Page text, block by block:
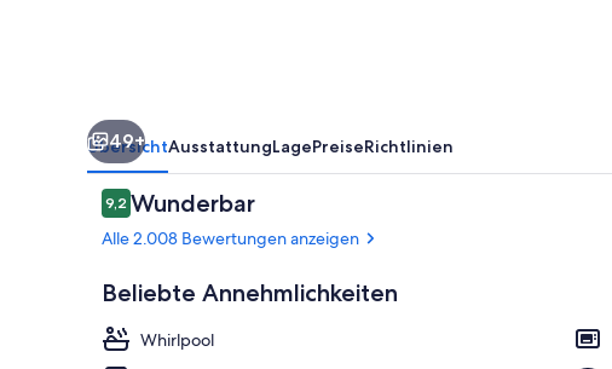
49+
ÜbersichtAusstattungLagePreiseRichtlinien
Bewertungen
9,29,2 von 10.
Wunderbar
Alle 2.008 Bewertungen anzeigen
Beliebte Annehmlichkeiten
Whirlpool